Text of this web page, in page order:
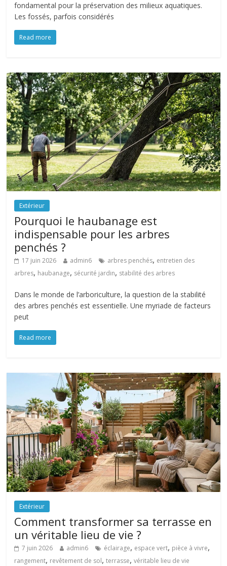
fondamental pour la préservation des milieux aquatiques.
Les fossés, parfois considérés
Read more
Extérieur
Pourquoi le haubanage est
indispensable pour les arbres
penchés ?
17 juin 2026 admin6 arbres penchés, entretien des
arbres, haubanage, sécurité jardin, stabilité des arbres
Dans le monde de l’arboriculture, la question de la stabilité
des arbres penchés est essentielle. Une myriade de facteurs
peut
Read more
Extérieur
Comment transformer sa terrasse en
un véritable lieu de vie ?
7 juin 2026 admin6 éclairage, espace vert, pièce à vivre,
rangement, revêtement de sol,terrasse,véritable lieu de vie